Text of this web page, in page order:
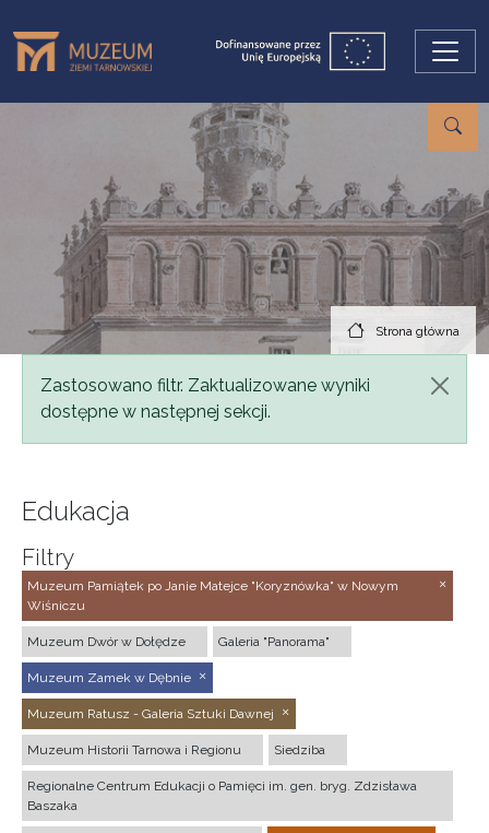
Strona główna
Komunikat
Zastosowano filtr. Zaktualizowane wyniki
dostępne w następnej sekcji.
Edukacja
Filtry
Muzeum Pamiątek po Janie Matejce "Koryznówka" w Nowym
Wiśniczu
Muzeum Dwór w Dołędze Galeria "Panorama"
Muzeum Zamek w Dębnie
Muzeum Ratusz - Galeria Sztuki Dawnej
Muzeum Historii Tarnowa i Regionu Siedziba
Regionalne Centrum Edukacji o Pamięci im. gen. bryg. Zdzisława
Baszaka